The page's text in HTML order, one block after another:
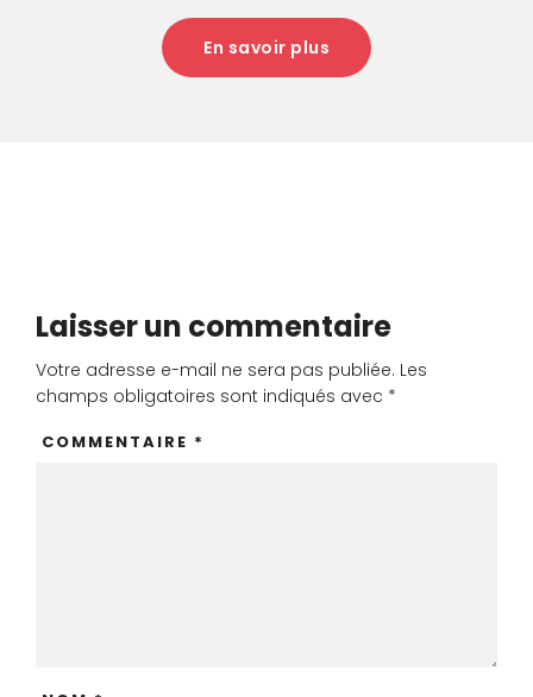
En savoir plus
Laisser un commentaire
Votre adresse e-mail ne sera pas publiée. Les
champs obligatoires sont indiqués avec *
COMMENTAIRE *